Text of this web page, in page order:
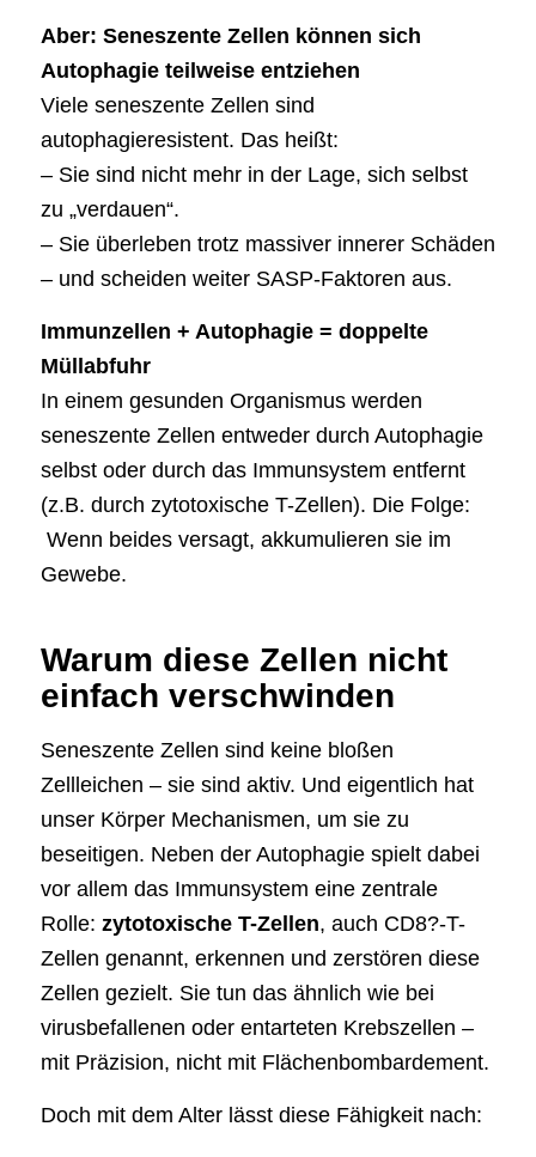
Aber: Seneszente Zellen können sich
Autophagie teilweise entziehen
Viele seneszente Zellen sind
autophagieresistent. Das heißt:
– Sie sind nicht mehr in der Lage, sich selbst
zu „verdauen“.
– Sie überleben trotz massiver innerer Schäden
– und scheiden weiter SASP-Faktoren aus.
Immunzellen + Autophagie = doppelte
Müllabfuhr
In einem gesunden Organismus werden
seneszente Zellen entweder durch Autophagie
selbst oder durch das Immunsystem entfernt
(z.B. durch zytotoxische T-Zellen). Die Folge:
Wenn beides versagt, akkumulieren sie im
Gewebe.
Warum diese Zellen nicht
einfach verschwinden
Seneszente Zellen sind keine bloßen
Zellleichen – sie sind aktiv. Und eigentlich hat
unser Körper Mechanismen, um sie zu
beseitigen. Neben der Autophagie spielt dabei
vor allem das Immunsystem eine zentrale
Rolle: zytotoxische T-Zellen, auch CD8?-T-
Zellen genannt, erkennen und zerstören diese
Zellen gezielt. Sie tun das ähnlich wie bei
virusbefallenen oder entarteten Krebszellen –
mit Präzision, nicht mit Flächenbombardement.
Doch mit dem Alter lässt diese Fähigkeit nach: